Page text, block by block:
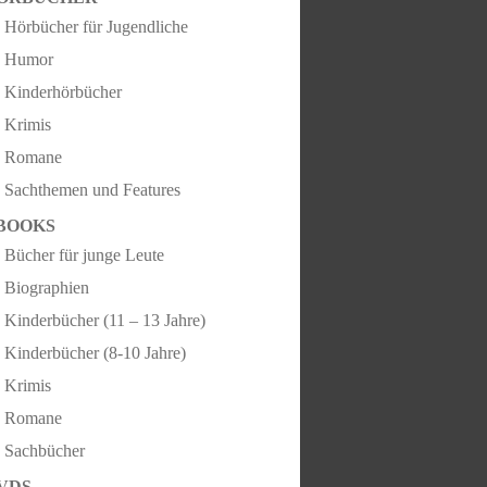
Hörbücher für Jugendliche
Humor
Kinderhörbücher
Krimis
Romane
Sachthemen und Features
Bücher für junge Leute
Biographien
Kinderbücher (11 – 13 Jahre)
Kinderbücher (8-10 Jahre)
Krimis
Romane
Sachbücher